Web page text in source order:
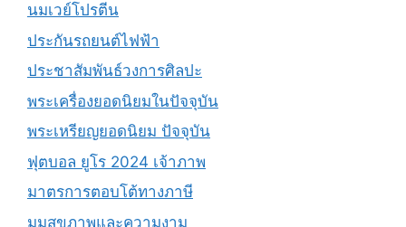
นมเวย์โปรตีน
ประกันรถยนต์ไฟฟ้า
ประชาสัมพันธ์วงการศิลปะ
พระเครื่องยอดนิยมในปัจจุบัน
พระเหรียญยอดนิยม ปัจจุบัน
ฟุตบอล ยูโร 2024 เจ้าภาพ
มาตรการตอบโต้ทางภาษี
มุมสุขภาพและความงาม